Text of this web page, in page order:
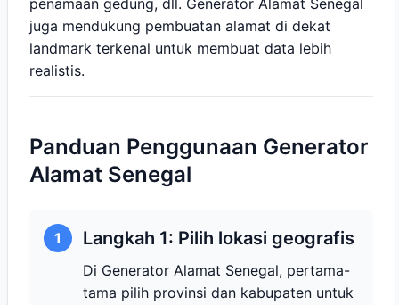
penamaan gedung, dll. Generator Alamat Senegal
juga mendukung pembuatan alamat di dekat
landmark terkenal untuk membuat data lebih
realistis.
Panduan Penggunaan Generator
Alamat Senegal
1 Langkah 1: Pilih lokasi geografis
Di Generator Alamat Senegal, pertama-
tama pilih provinsi dan kabupaten untuk